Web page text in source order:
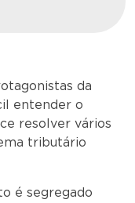
da
entender o
resolver vários
tributário
é segregado